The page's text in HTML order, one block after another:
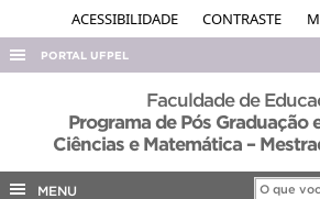
ACESSIBILIDADE CONTRASTE
PORTAL UFPEL
ACESSO À INFORMAÇÃO
AUDITORIA
Faculdade de
Programa de Pós Graduação
Ciências e Matemática –
MENU